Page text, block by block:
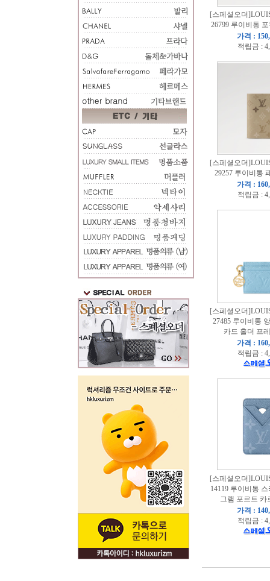
[스페셜오더
26799 루이비통
가격 :
적립금 :
[스페셜오더
29257 루이비통
가격 :
적립금 :
[스페셜오더
27485 루이비통
카드 홀더 프
가격 :
적립금 :
[스페셜오더
14119 루이비통
그램 포르트 카
가격 :
적립금 :